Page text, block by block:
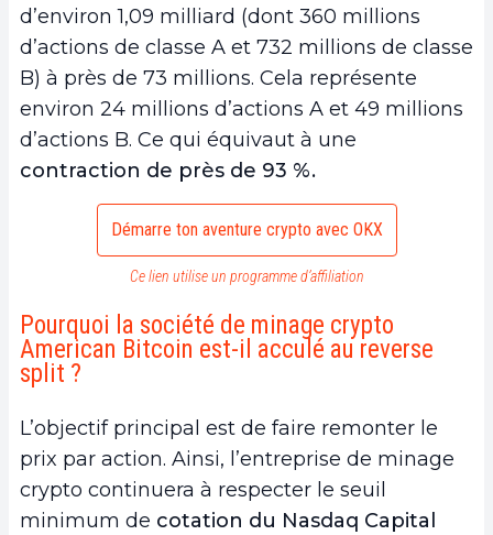
d’environ 1,09 milliard (dont 360 millions
d’actions de classe A et 732 millions de classe
B) à près de 73 millions. Cela représente
environ 24 millions d’actions A et 49 millions
d’actions B. Ce qui équivaut à une
contraction de près de 93 %.
Démarre ton aventure crypto avec OKX
Ce lien utilise un programme d’affiliation
Pourquoi la société de minage crypto
American Bitcoin est-il acculé au reverse
split ?
L’objectif principal est de faire remonter le
prix par action. Ainsi, l’entreprise de minage
crypto continuera à respecter le seuil
minimum de cotation du Nasdaq Capital